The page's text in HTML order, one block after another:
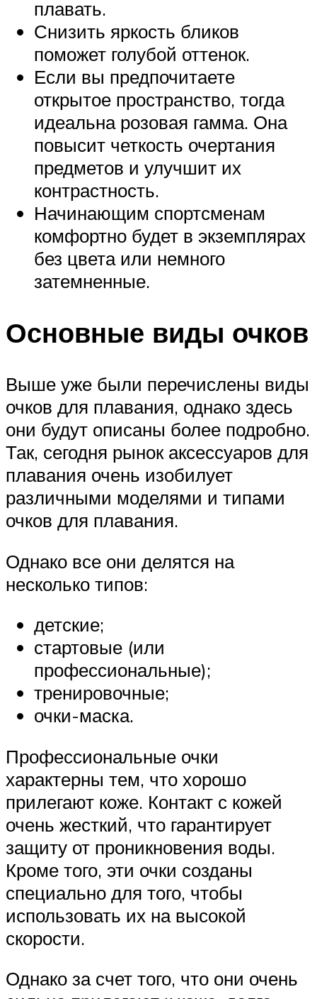
плавать.
Снизить яркость бликов
поможет голубой оттенок.
Если вы предпочитаете
открытое пространство, тогда
идеальна розовая гамма. Она
повысит четкость очертания
предметов и улучшит их
контрастность.
Начинающим спортсменам
комфортно будет в экземплярах
без цвета или немного
затемненные.
Основные виды очков
Выше уже были перечислены виды
очков для плавания, однако здесь
они будут описаны более подробно.
Так, сегодня рынок аксессуаров для
плавания очень изобилует
различными моделями и типами
очков для плавания.
Однако все они делятся на
несколько типов:
детские;
стартовые (или
профессиональные);
тренировочные;
очки-маска.
Профессиональные очки
характерны тем, что хорошо
прилегают коже. Контакт с кожей
очень жесткий, что гарантирует
защиту от проникновения воды.
Кроме того, эти очки созданы
специально для того, чтобы
использовать их на высокой
скорости.
Однако за счет того, что они очень